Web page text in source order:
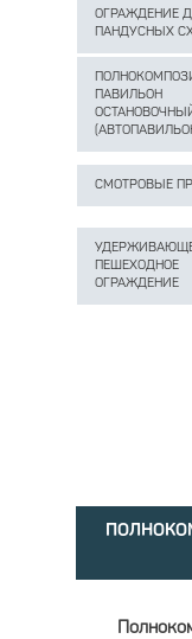
ОГРАЖДЕНИЕ
ПАНДУСНЫХ
ПАВИЛЬОН
СМОТРОВЫЕ
ПЕШЕХОДНОЕ
ОГРАЖДЕНИЕ